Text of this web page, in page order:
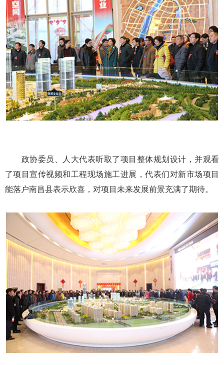
政协委员、人大代表听取了项目整体规划设计，并观看
了项目宣传视频和工程现场施工进展，代表们对新市场项目
能落户南昌县表示欣喜，对项目未来发展前景充满了期待。